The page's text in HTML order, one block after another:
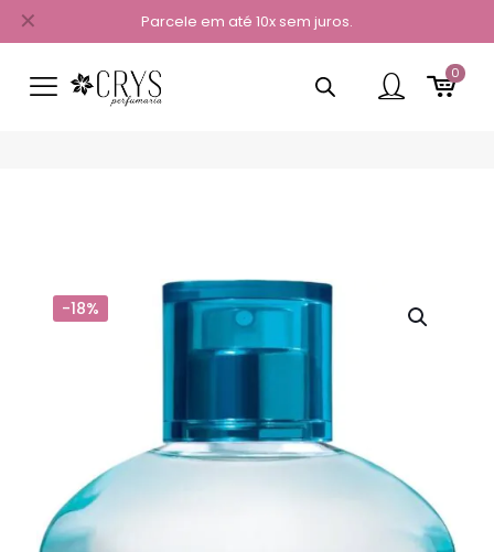
Parcele em até 10x sem juros.
✕
0
-18%